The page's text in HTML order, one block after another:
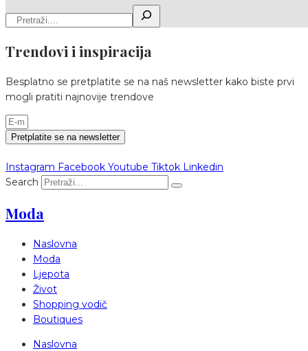
Trendovi i inspiracija
Besplatno se pretplatite se na naš newsletter kako biste prvi
mogli pratiti najnovije trendove
Pretplatite se na newsletter
Instagram Facebook Youtube Tiktok Linkedin
Search
Moda
Naslovna
Moda
Ljepota
Život
Shopping vodič
Boutiques
Naslovna